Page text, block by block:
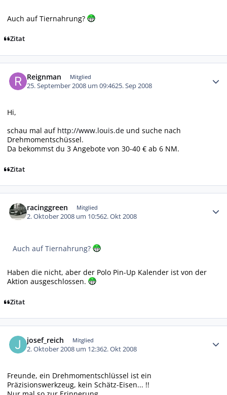
Auch auf Tiernahrung?
Zitat
Reignman Mitglied
25. September 2008 um 09:4625. Sep 2008
Hi,
schau mal auf http://www.louis.de und suche nach
Drehmomentschüssel.
Da bekommst du 3 Angebote von 30-40 € ab 6 NM.
Zitat
racinggreen Mitglied
2. Oktober 2008 um 10:562. Okt 2008
Auch auf Tiernahrung?
Haben die nicht, aber der Polo Pin-Up Kalender ist von der
Aktion ausgeschlossen.
Zitat
josef_reich Mitglied
2. Oktober 2008 um 12:362. Okt 2008
Freunde, ein Drehmomentschlüssel ist ein
Präzisionswerkzeug, kein Schätz-Eisen... !!